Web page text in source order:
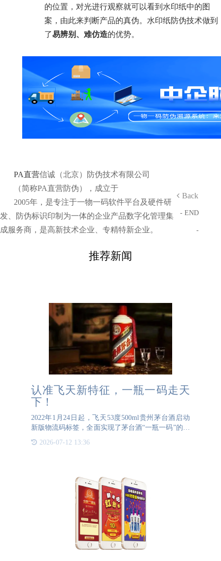
的位置，对光进行观察就可以看到水印纸中的图
案，由此来判断产品的真伪。水印纸防伪技术做到
了易辨别、难仿造的优势。
PA直营信诚（北京）防伪技术有限公司
（简称PA直营防伪），成立于
2005年，是专注于一物一码软件平台及硬件研
发、防伪标识印制为一体的企业产品数字化管理集
成服务商，是高新技术企业、专精特新企业。
Back
- END
-
推荐新闻
认准飞天新特征，一瓶一码走天
下！
2022年1月24日起，飞天53度500ml贵州茅台酒启动
新版物流码标签，全面实现了茅台酒“一瓶一码”的物
流溯源需求。新版物流码标签具有以下几个新特征，
茅粉们要看好哦~一、飞天茅台酒外箱上物流码数字
2026-07-12 13:36